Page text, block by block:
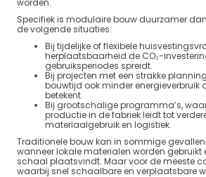
Specifiek is modulaire bouw duurzamer
de volgende situaties:
Bij tijdelijke of flexibele
herplaatsbaarheid de CO₂-
gebruiksperiodes spreidt.
Bij projecten met een strakke
bouwtijd ook minder energieverbruik
betekent.
Bij grootschalige programma’s,
productie in de fabriek leidt tot
materiaalgebruik en logistiek.
Traditionele bouw kan in sommige gevallen
wanneer lokale materialen worden gebruikt
schaal plaatsvindt. Maar voor de meeste
waarbij snel schaalbare en verplaatsbare